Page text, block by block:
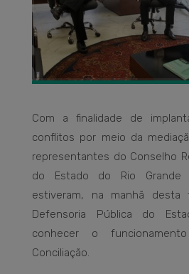
Com a finalidade de
conflitos por meio da
representantes do Conselho
do Estado do Rio Grande
estiveram, na manhã desta
Defensoria Pública do
conhecer o
Conciliação.